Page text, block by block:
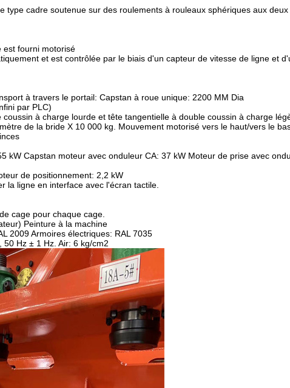
type cadre soutenue sur des roulements à rouleaux sphériques aux deux
est fourni motorisé
et est contrôlée par le biais d'un capteur de vitesse de ligne et
à travers le portail: Capstan à roue unique: 2200 MM Dia
par PLC)
à charge lourde et tête tangentielle à double coussin à charge
de la bride X 10 000 kg. Mouvement motorisé vers le haut/vers le
kW Capstan moteur avec onduleur CA: 37 kW Moteur de prise avec
de positionnement: 2,2 kW
la ligne en interface avec l'écran tactile.
cage pour chaque cage.
Peinture à la machine
2009 Armoires électriques: RAL 7035
Hz ± 1 Hz. Air: 6 kg/cm2